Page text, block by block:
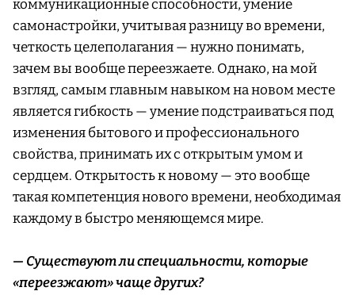
коммуникационные способности, умение
самонастройки, учитывая разницу во времени,
четкость целеполагания — нужно понимать,
зачем вы вообще переезжаете. Однако, на мой
взгляд, самым главным навыком на новом месте
является гибкость — умение подстраиваться под
изменения бытового и профессионального
свойства, принимать их с открытым умом и
сердцем. Открытость к новому — это вообще
такая компетенция нового времени, необходимая
каждому в быстро меняющемся мире.
— Существуют ли специальности, которые
«переезжают» чаще других?